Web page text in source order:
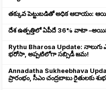
తక్కువ పెట్టుబడితో అధిక ఆదాయం:
దేశ ఉత్పత్తిలో ఏపీదే 36% వాటా
Rythu Bharosa Update: నాలుగు
భరోసా, అప్పటిలోగా సబ్సిడీ జమ!
Annadatha Sukheebhava
ప్రారంభం, సీఎం చంద్రబాబు రైతులకు